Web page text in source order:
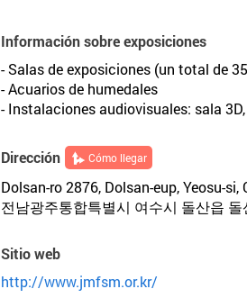
Información sobre exposiciones
- Salas de exposiciones (un total de
- Acuarios de humedales
- Instalaciones audiovisuales: sala
Dirección Cómo llegar
Dolsan-ro 2876, Dolsan-eup, Yeosu-
전남광주통합특별시 여수시 돌산읍
Sitio web
http://www.jmfsm.or.kr/